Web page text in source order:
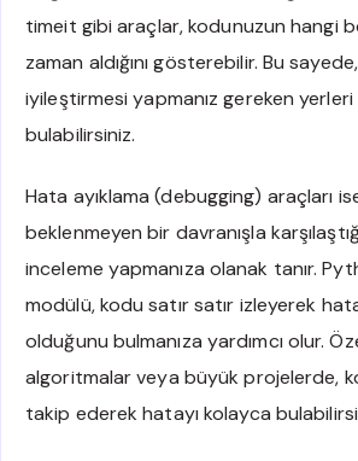
timeit gibi araçlar, kodunuzun hangi
zaman aldığını gösterebilir. Bu
iyileştirmesi yapmanız gereken
bulabilirsiniz.
Hata ayıklama (debugging) araçları
beklenmeyen bir davranışla
inceleme yapmanıza olanak tanır.
modülü, kodu satır satır izleyerek
olduğunu bulmanıza yardımcı olur.
algoritmalar veya büyük projelerde,
takip ederek hatayı kolayca